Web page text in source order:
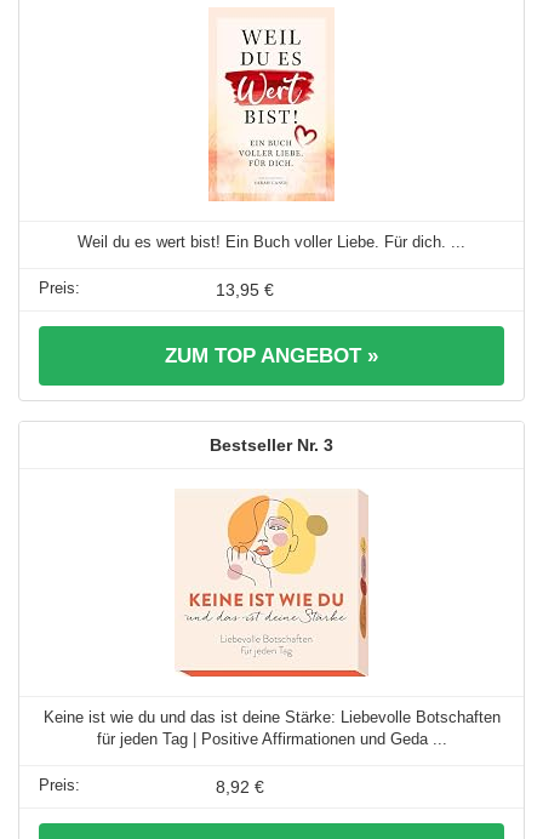
Weil du es wert bist! Ein Buch voller Liebe. Für dich. ...
13,95 €
ZUM TOP ANGEBOT »
3
Keine ist wie du und das ist deine Stärke: Liebevolle Botschaften
für jeden Tag | Positive Affirmationen und Geda ...
8,92 €